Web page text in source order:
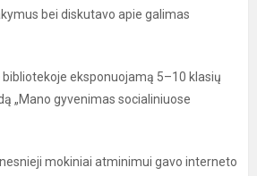
bei diskutavo apie galimas
eksponuojamą 5–10 klasių
„Mano gyvenimas socialiniuose
mokiniai atminimui gavo interneto